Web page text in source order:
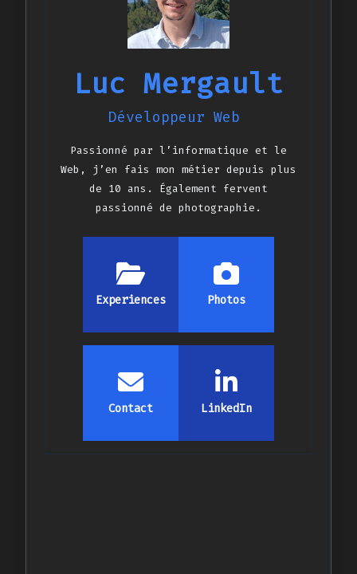
Luc Mergault
Développeur Web
Passionné par l’informatique et le
Web, j’en fais mon métier depuis plus
de 10 ans. Également fervent
passionné de photographie.
Experiences Photos
Contact LinkedIn